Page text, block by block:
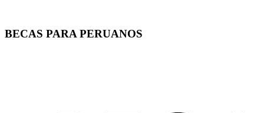
BECAS PARA PERUANOS